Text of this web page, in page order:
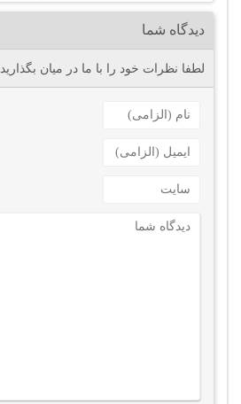
دیدگاه شما
لطفا نظرات خود را با ما در میان بگذارید